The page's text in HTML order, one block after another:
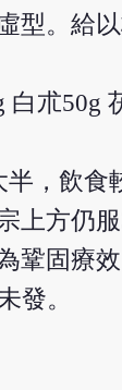
型。給
白朮50g
，飲食
上方仍
鞏固療
發。